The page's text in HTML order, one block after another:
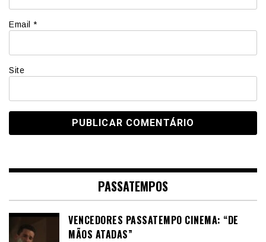
Email *
Site
PASSATEMPOS
VENCEDORES PASSATEMPO CINEMA: “DE
MÃOS ATADAS”